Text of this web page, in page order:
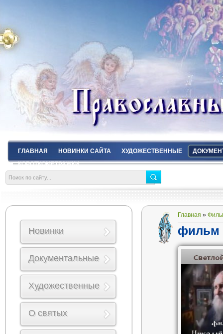
ГЛАВНАЯ НОВИНКИ САЙТА ХУДОЖЕСТВЕННЫЕ
КОРОТКОМЕТРАЖКИ
Главная »
фильм
Новинки
Документальные
Художественные
О святых